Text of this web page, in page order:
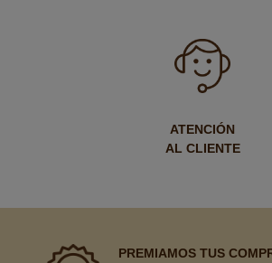
ATENCIÓN
AL CLIENTE
PREMIAMOS TUS